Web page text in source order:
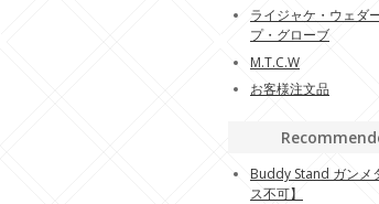
ライジャケ・ウェダ
プ・グローブ
M.T.C.W
お客様注文品
Buddy Stand ガンメ
ス不可】